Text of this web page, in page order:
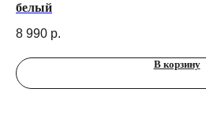
белый
8 990 р.
В корзину